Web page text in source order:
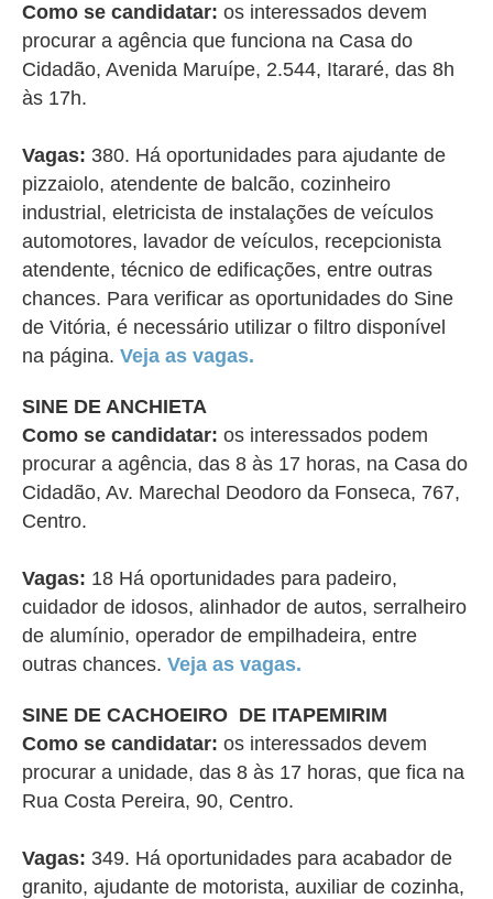
Como se candidatar: os interessados devem
procurar a agência que funciona na Casa do
Cidadão, Avenida Maruípe, 2.544, Itararé, das 8h
às 17h.
Vagas: 380. Há oportunidades para ajudante de
pizzaiolo, atendente de balcão, cozinheiro
industrial, eletricista de instalações de veículos
automotores, lavador de veículos, recepcionista
atendente, técnico de edificações, entre outras
chances. Para verificar as oportunidades do Sine
de Vitória, é necessário utilizar o filtro disponível
na página. Veja as vagas.
SINE DE ANCHIETA
Como se candidatar: os interessados podem
procurar a agência, das 8 às 17 horas, na Casa do
Cidadão, Av. Marechal Deodoro da Fonseca, 767,
Centro.
Vagas: 18 Há oportunidades para padeiro,
cuidador de idosos, alinhador de autos, serralheiro
de alumínio, operador de empilhadeira, entre
outras chances. Veja as vagas.
SINE DE CACHOEIRO DE ITAPEMIRIM
Como se candidatar: os interessados devem
procurar a unidade, das 8 às 17 horas, que fica na
Rua Costa Pereira, 90, Centro.
Vagas: 349. Há oportunidades para acabador de
granito, ajudante de motorista, auxiliar de cozinha,